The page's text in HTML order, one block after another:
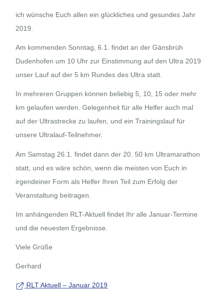
ich wünsche Euch allen ein glückliches und gesundes Jahr
2019.
Am kommenden Sonntag, 6.1. findet an der Gänsbrüh
Dudenhofen um 10 Uhr zur Einstimmung auf den Ultra 2019
unser Lauf auf der 5 km Rundes des Ultra statt.
In mehreren Gruppen können beliebig 5, 10, 15 oder mehr
km gelaufen werden. Gelegenheit für alle Helfer auch mal
auf der Ultrastrecke zu laufen, und ein Trainingslauf für
unsere Ultralauf-Teilnehmer.
Am Samstag 26.1. findet dann der 20. 50 km Ultramarathon
statt, und es wäre schön, wenn die meisten von Euch in
irgendeiner Form als Helfer Ihren Teil zum Erfolg der
Veranstaltung beitragen.
Im anhängenden RLT-Aktuell findet Ihr alle Januar-Termine
und die neuesten Ergebnisse.
Viele Grüße
Gerhard
RLT Aktuell – Januar 2019